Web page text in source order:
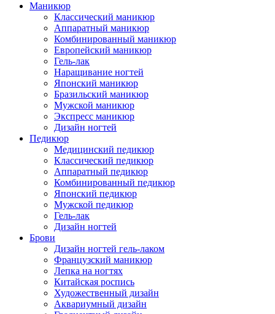
Маникюр
Классический маникюр
Аппаратный маникюр
Комбинированный маникюр
Европейский маникюр
Гель-лак
Наращивание ногтей
Японский маникюр
Бразильский маникюр
Мужской маникюр
Экспресс маникюр
Дизайн ногтей
Педикюр
Медицинский педикюр
Классический педикюр
Аппаратный педикюр
Комбинированный педикюр
Японский педикюр
Мужской педикюр
Гель-лак
Дизайн ногтей
Брови
Дизайн ногтей гель-лаком
Французский маникюр
Лепка на ногтях
Китайская роспись
Художественный дизайн
Аквариумный дизайн